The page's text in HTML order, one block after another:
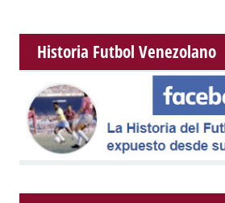
Historia Futbol Venezolano